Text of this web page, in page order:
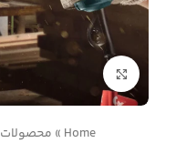
بزرگنمایی تصویر
Home
» محصولات